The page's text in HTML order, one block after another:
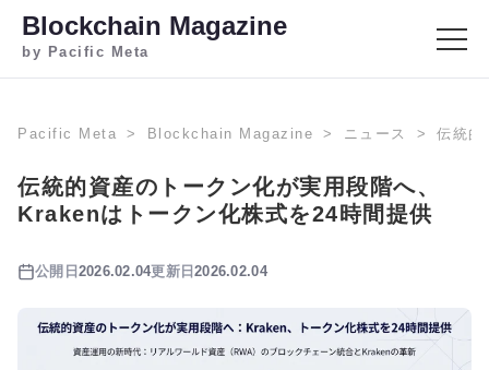
Blockchain Magazine
by Pacific Meta
Pacific Meta Blockchain Magazine ニュース 伝統的
伝統的資産のトークン化が実用段階へ、
Krakenはトークン化株式を24時間提供
公開日 2026.02.04更新日2026.02.04